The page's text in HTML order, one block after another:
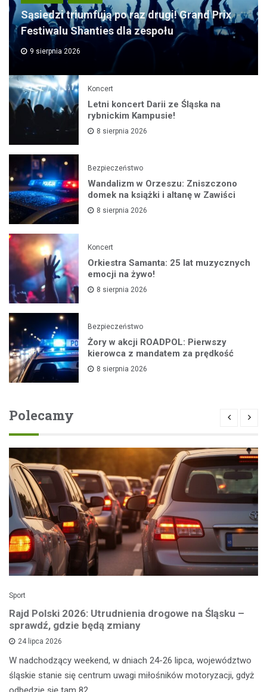
Sąsiedzi triumfują po raz drugi! Grand Prix
Festiwalu Shanties dla zespołu
9 sierpnia 2026
Koncert
Letni koncert Darii ze Śląska na
rybnickim Kampusie!
8 sierpnia 2026
Bezpieczeństwo
Wandalizm w Orzeszu: Zniszczono
domek na książki i altanę w Zawiści
8 sierpnia 2026
Koncert
Orkiestra Samanta: 25 lat muzycznych
emocji na żywo!
8 sierpnia 2026
Bezpieczeństwo
Żory w akcji ROADPOL: Pierwszy
kierowca z mandatem za prędkość
8 sierpnia 2026
Polecamy
Sport
Rajd Polski 2026: Utrudnienia drogowe na Śląsku –
sprawdź, gdzie będą zmiany
24 lipca 2026
W nadchodzący weekend, w dniach 24-26 lipca, województwo
śląskie stanie się centrum uwagi miłośników motoryzacji, gdyż